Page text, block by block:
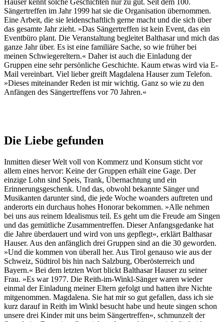
Hauser kennt solche Geschichten nur zu gut. Seit dem 100.
Sängertreffen im Jahr 1999 hat sie die Organisation übernommen.
Eine Arbeit, die sie leidenschaftlich gerne macht und die sich über
das gesamte Jahr zieht. »Das Sängertreffen ist kein Event, das ein
Eventbüro plant. Die Veranstaltung begleitet Balthasar und mich das
ganze Jahr über. Es ist eine familiäre Sache, so wie früher bei
meinen Schwiegereltern.« Daher ist auch die Einladung der
Gruppen eine sehr persönliche Geschichte. Kaum etwas wird via E-
Mail vereinbart. Viel lieber greift Magdalena Hauser zum Telefon.
»Dieses miteinander Reden ist mir wichtig. Ganz so wie zu den
Anfängen des Sängertreffens vor 70 Jahren.«
Die Liebe gefunden
Inmitten dieser Welt voll von Kommerz und Konsum sticht vor
allem eines hervor: Keine der Gruppen erhält eine Gage. Der
einzige Lohn sind Speis, Trank, Übernachtung und ein
Erinnerungsgeschenk. Und das, obwohl bekannte Sänger und
Musikanten darunter sind, die jede Woche woanders auftreten und
anderorts ein durchaus hohes Honorar bekommen. »Alle nehmen
bei uns aus reinem Idealismus teil. Es geht um die Freude am Singen
und das gemütliche Zusammentreffen. Dieser Anfangsgedanke hat
die Jahre überdauert und wird von uns gepflegt«, erklärt Balthasar
Hauser. Aus den anfänglich drei Gruppen sind an die 30 geworden.
»Und die kommen von überall her. Aus Tirol genauso wie aus der
Schweiz, Südtirol bis hin nach Salzburg, Oberösterreich und
Bayern.« Bei dem letzten Wort blickt Balthasar Hauser zu seiner
Frau. »Es war 1977. Die Reith-im-Winkl-Sänger waren wieder
einmal der Einladung meiner Eltern gefolgt und hatten ihre Nichte
mitgenommen. Magdalena. Sie hat mir so gut gefallen, dass ich sie
kurz darauf in Reith im Winkl besucht habe und heute singen schon
unsere drei Kinder mit uns beim Sängertreffen«, schmunzelt der